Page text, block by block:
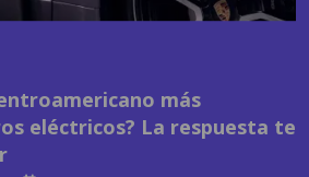
eléctricos? La respuesta te
03:41 PM, JUL 21